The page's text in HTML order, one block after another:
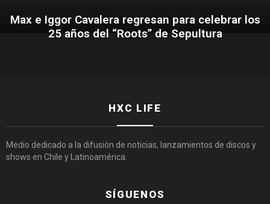
Max e Iggor Cavalera regresan para celebrar los
25 años del “Roots” de Sepultura
HXC LIFE
Medio dedicado a la difusión de noticias, lanzamientos de discos y
shows en Chile y Latinoamérica.
SÍGUENOS